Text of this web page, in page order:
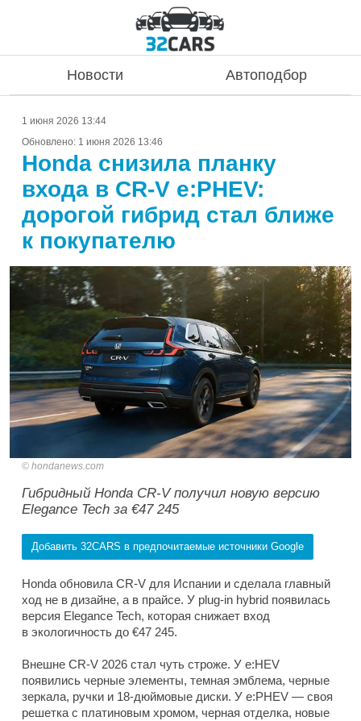
Новости Автоподбор
1 июня 2026 13:44
Обновлено: 1 июня 2026 13:46
Honda снизила планку
входа в CR-V e:PHEV:
дорогой гибрид стал ближе
к покупателю
hondanews.com
Гибридный Honda CR-V получил новую версию
Elegance Tech за €47 245
Добавить 32CARS в предпочитаемые источники Google
Honda обновила CR-V для Испании и сделала главный
ход не в дизайне, а в прайсе. У plug-in hybrid появилась
версия Elegance Tech, которая снижает вход
в экологичность до €47 245.
Внешне CR-V 2026 стал чуть строже. У e:HEV
появились черные элементы, темная эмблема, черные
зеркала, ручки и 18-дюймовые диски. У e:PHEV — своя
решетка с платиновым хромом, черная отделка, новые